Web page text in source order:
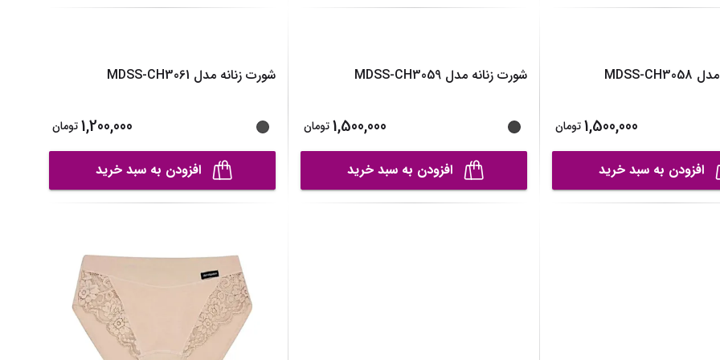
شورت اسلیپ نخی زنانه مدل MDSS-
1,000,000
افزودن به سبد خرید
شورت اسلیپ نخی زنانه مدل MDSS-
CH8039 بسته 2 عددی
1,300,000
افزودن به سبد خرید
شورت زنانه مدل MDSS-CH0162
1,800,000
افزودن به سبد خرید